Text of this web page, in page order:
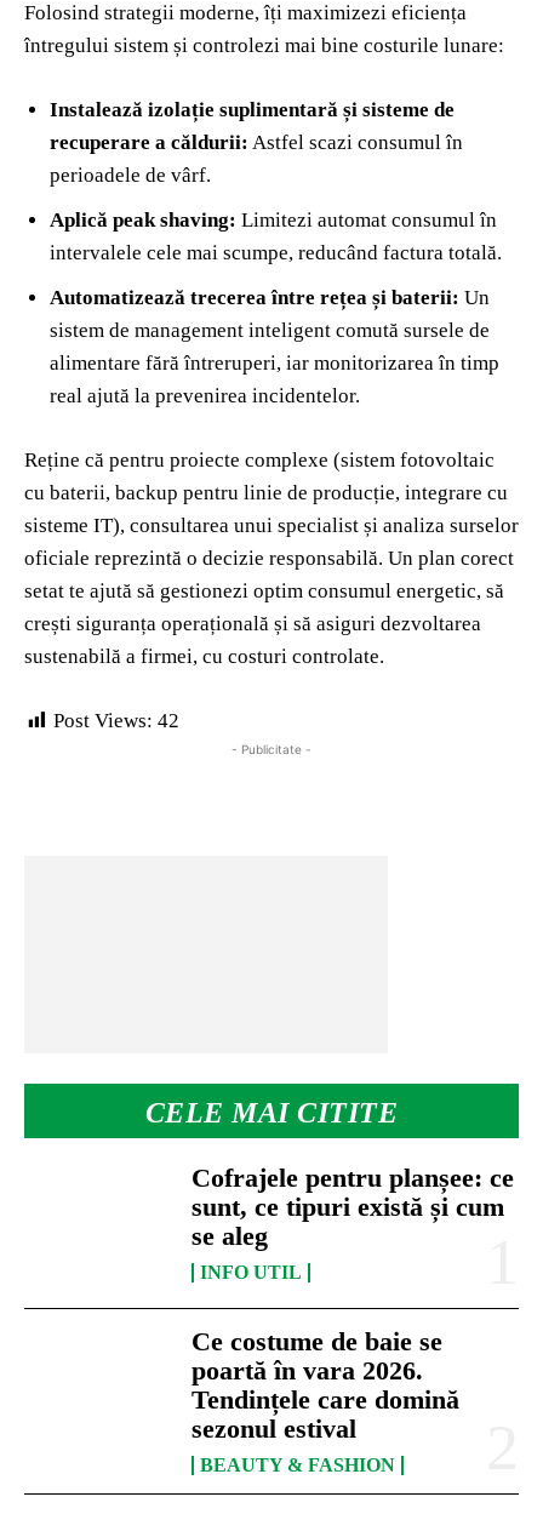
CELE MAI CITITE
Cofrajele pentru planșee: ce
sunt, ce tipuri există și cum
se aleg
INFO UTIL
Ce costume de baie se
poartă în vara 2026.
Tendințele care domină
sezonul estival
BEAUTY & FASHION
Folosind strategii moderne, îți maximizezi eficiența
întregului sistem și controlezi mai bine costurile lunare:
Instalează izolație suplimentară și sisteme de
recuperare a căldurii: Astfel scazi consumul în
perioadele de vârf.
Aplică peak shaving: Limitezi automat consumul în
intervalele cele mai scumpe, reducând factura totală.
Automatizează trecerea între rețea și baterii: Un
sistem de management inteligent comută sursele de
alimentare fără întreruperi, iar monitorizarea în timp
real ajută la prevenirea incidentelor.
Reține că pentru proiecte complexe (sistem fotovoltaic
cu baterii, backup pentru linie de producție, integrare cu
sisteme IT), consultarea unui specialist și analiza surselor
oficiale reprezintă o decizie responsabilă. Un plan corect
setat te ajută să gestionezi optim consumul energetic, să
crești siguranța operațională și să asiguri dezvoltarea
sustenabilă a firmei, cu costuri controlate.
Post Views: 42
- Publicitate -